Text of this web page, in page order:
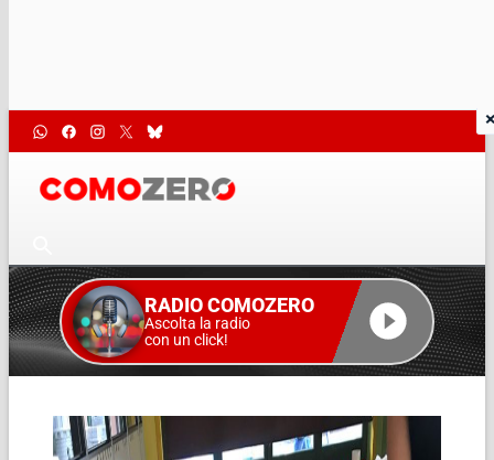
RADIO COMOZERO
Ascolta la radio
con un click!